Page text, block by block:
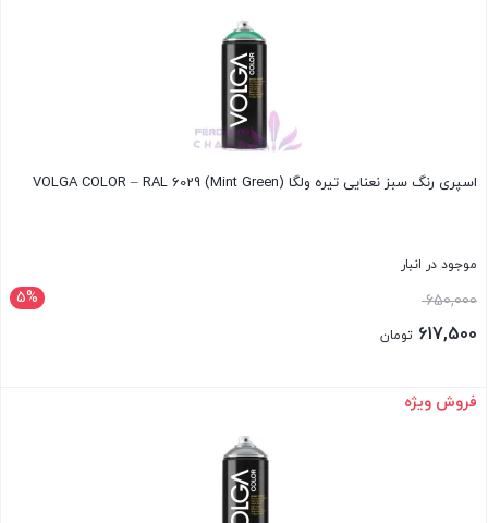
اسپری رنگ سبز نعنایی تیره ولگا VOLGA COLOR – RAL 6029 (Mint Green)
موجود در انبار
5% 650,000قیمت
اصلی:
بود.
617,500 تومان
فعلی:
بستن
فروش ویژه